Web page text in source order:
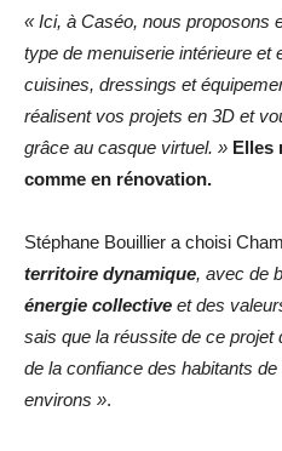
« Ici, à Caséo, nous proposons
type de menuiserie intérieure et
cuisines, dressings et
réalisent vos projets en 3D et
grâce au casque virtuel. » Elles
comme en rénovation.
Stéphane Bouillier a choisi
territoire dynamique, avec de
énergie collective et des
sais que la réussite de ce projet
de la confiance des habitants
environs ».